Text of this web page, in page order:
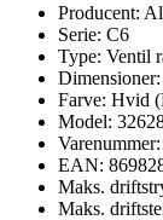
Producent:
Serie: C6
Type: Ventil
Farve: Hvid
Model:
EAN:
Maks.
Maks.